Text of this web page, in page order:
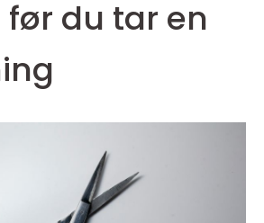
du tar en